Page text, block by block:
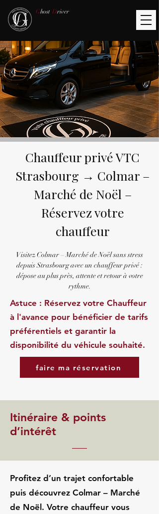
Ghost Driver
Chauffeur privé VTC
Strasbourg → Colmar –
Marché de Noël –
Réservez votre
chauffeur
Visitez Colmar – Marché de Noël sans stress
depuis Strasbourg avec un chauffeur privé :
dépose au plus près, attente et retour à votre
rythme.
Astuce : Réservez votre Chauffeur
à l'avance pour bénéficier de tarifs
préférentiels et garantir la
disponibilité du véhicule souhaité.
faire ma réservation
Itinéraire & points
d’intérêt
Profitez d’un trajet confortable
puis découvrez Colmar – Marché
de Noël. Votre chauffeur vous